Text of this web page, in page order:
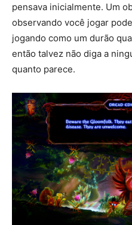
pensava inicialmente. Um
observando você jogar
jogando como um durão
então talvez não diga a
quanto parece.